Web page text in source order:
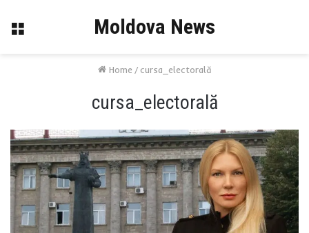
Menu Moldova News
Home / cursa_electorală
cursa_electorală